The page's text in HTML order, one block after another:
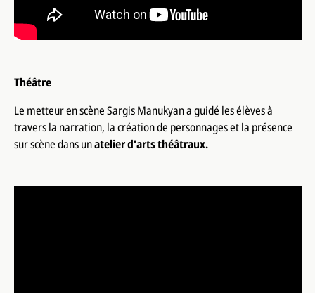
Théâtre
Le metteur en scène Sargis Manukyan a guidé les élèves à
travers la narration, la création de personnages et la présence
sur scène dans unatelier d'arts théâtraux.